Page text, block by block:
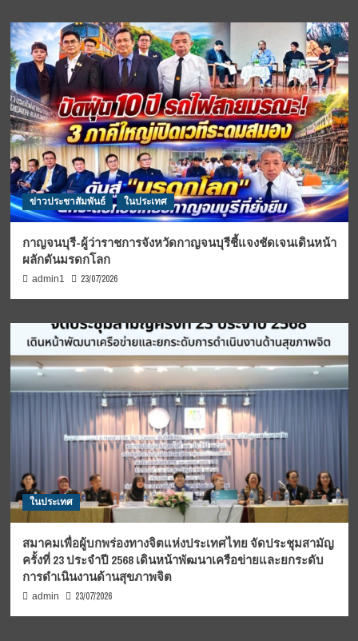
ข่าวประชาสัมพันธ์ ในประเทศ
กาญจนบุรี-ผู้ว่าราชการจังหวัดกาญจนบุรีชี้แจงชัดเจนเดินหน้า
ผลักดันมรดกโลก
admin1 23/07/2026
ในประเทศ
สมาคมเพื่อผู้บกพร่องทางจิตแห่งประเทศไทย จัดประชุมสามัญ
ครั้งที่ 23 ประจำปี 2568 เดินหน้าพัฒนาเครือข่ายและยกระดับ
การดำเนินงานด้านสุขภาพจิต
admin 23/07/2026